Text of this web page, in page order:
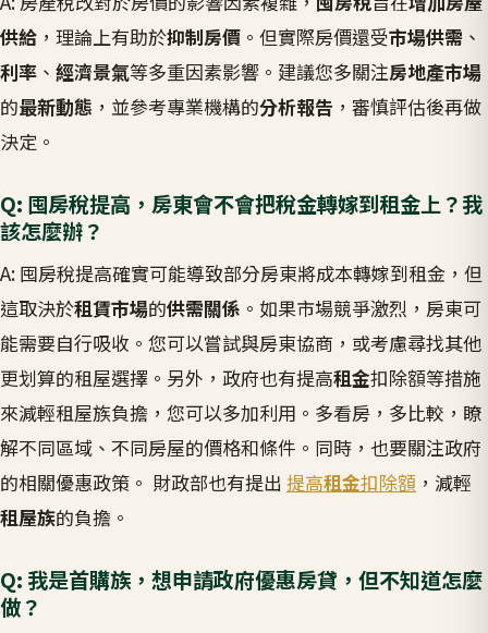
供給 ，理論上有助於抑制房價 。但實際房價還受市場供需 、
利率 、 經濟景氣等多重因素影響。建議您多關注房地產市場
的最新動態 ，並參考專業機構的分析報告 ，審慎評估後再做
決定。
Q: 囤房稅提高，房東會不會把稅金轉嫁到租金上？我
該怎麼辦？
A: 囤房稅提高確實可能導致部分房東將成本轉嫁到租金，但
這取決於租賃市場的供需關係 。如果市場競爭激烈，房東可
能需要自行吸收。您可以嘗試與房東協商，或考慮尋找其他
更划算的租屋選擇。另外，政府也有提高租金扣除額等措施
來減輕租屋族負擔，您可以多加利用。多看房，多比較，瞭
解不同區域、不同房屋的價格和條件。同時，也要關注政府
的相關優惠政策。 財政部也有提出 提高租金扣除額 ，減輕
租屋族的負擔。
Q: 我是首購族，想申請政府優惠房貸，但不知道怎麼
做？